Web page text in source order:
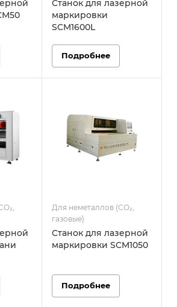
Станок для лазерной
маркировки
SCM1600L
Подробнее
Для неметаллов (CO₂,
газовые)
Станок для лазерной
маркировки SCM1050
Подробнее